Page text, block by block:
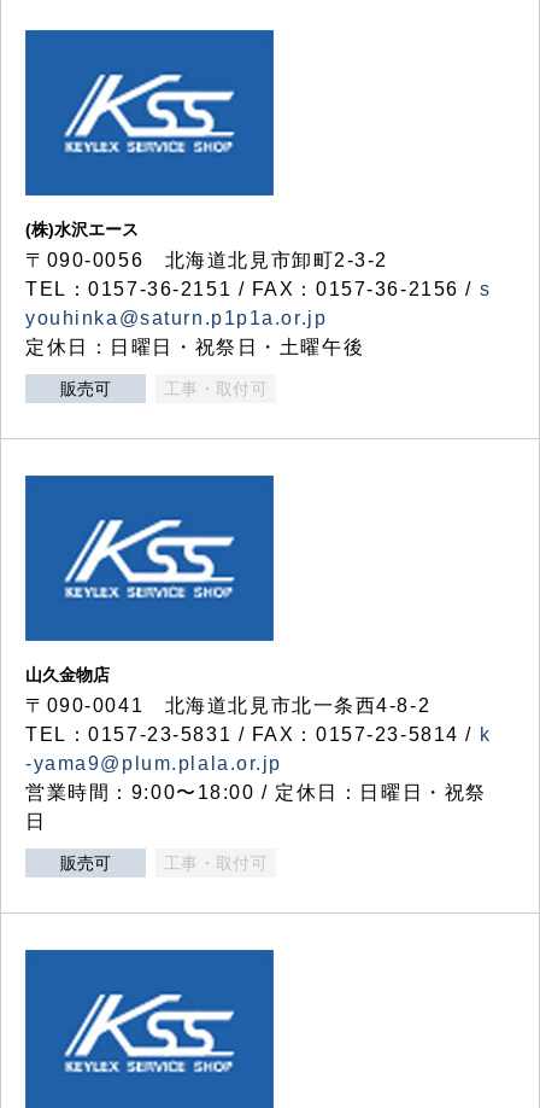
(株)水沢エース
〒090-0056 北海道北見市卸町2-3-2
TEL：0157-36-2151 / FAX：0157-36-2156 / s
youhinka@saturn.p1p1a.or.jp
定休日：日曜日・祝祭日・土曜午後
販売可 工事・取付可
山久金物店
〒090-0041 北海道北見市北一条西4-8-2
TEL：0157-23-5831 / FAX：0157-23-5814 / k
-yama9@plum.plala.or.jp
営業時間：9:00〜18:00 / 定休日：日曜日・祝祭
日
販売可 工事・取付可